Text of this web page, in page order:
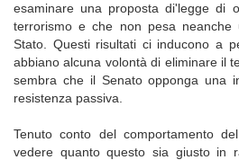
esaminare una proposta di'legge di
terrorismo e che non pesa
Stato. Questi risultati ci inducono a
abbiano alcuna volontà di eliminare il
sembra che il Senato opponga una
resistenza passiva.
Tenuto conto del comportamento
vedere quanto questo sia giusto in